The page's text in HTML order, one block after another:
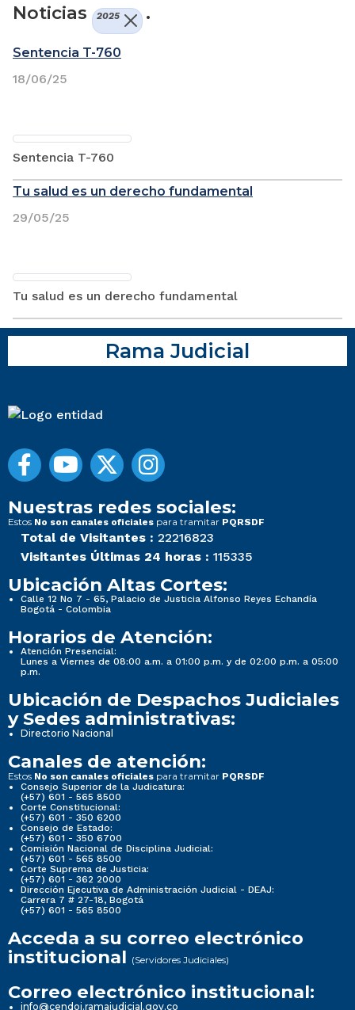
Noticias
2025 .
Sentencia T-760
Sentencia T-760
18/06/25
Tu salud es un derecho fundamental
Tu salud es un derecho fundamental
29/05/25
Rama Judicial
Nuestras redes sociales:
Estos No son canales oficiales para tramitar PQRSDF
Total de Visitantes : 22216823
Visitantes Últimas 24 horas : 115335
Ubicación Altas Cortes:
Calle 12 No 7 - 65, Palacio de Justicia Alfonso Reyes Echandía
Bogotá - Colombia
Horarios de Atención:
Atención Presencial:
Lunes a Viernes de 08:00 a.m. a 01:00 p.m. y de 02:00 p.m. a 05:00
p.m.
Ubicación de Despachos Judiciales
y Sedes administrativas:
Directorio Nacional
Canales de atención:
Estos No son canales oficiales para tramitar PQRSDF
Consejo Superior de la Judicatura:
(+57) 601 - 565 8500
Corte Constitucional:
(+57) 601 - 350 6200
Consejo de Estado:
(+57) 601 - 350 6700
Comisión Nacional de Disciplina Judicial:
(+57) 601 - 565 8500
Corte Suprema de Justicia:
(+57) 601 - 362 2000
Dirección Ejecutiva de Administración Judicial - DEAJ:
Carrera 7 # 27-18, Bogotá
(+57) 601 - 565 8500
Acceda a su correo electrónico
institucional (Servidores Judiciales)
Correo electrónico institucional:
info@cendoj.ramajudicial.gov.co